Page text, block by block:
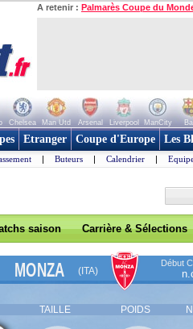
A retenir : Palmarès Coupe du
Chelsea Man Utd Arsenal Liverpool ManCity
Etranger Coupe d'Europe Les
| Buteurs | Calendrier |
saison Carrière & Sélections
MONZA (ITA)
Début
TAILLE POIDS